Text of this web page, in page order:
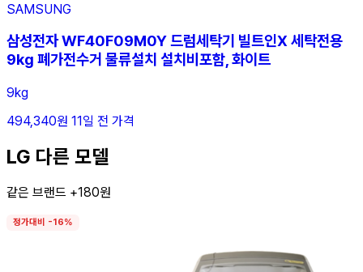
SAMSUNG
삼성전자 WF40F09M0Y 드럼세탁기 빌트인X 세탁전용
9kg 폐가전수거 물류설치 설치비포함, 화이트
9kg
494,340원 11일 전 가격
LG 다른 모델
같은 브랜드 +180원
정가대비 -16%